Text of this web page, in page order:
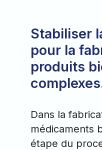
Stabiliser
pour la
produits
Dans la
médicaments
étape du